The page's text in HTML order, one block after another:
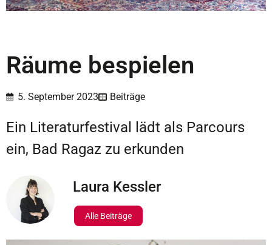
Räume bespielen
5. September 2023 Beiträge
Ein Literaturfestival lädt als Parcours
ein, Bad Ragaz zu erkunden
Laura Kessler
Alle Beiträge